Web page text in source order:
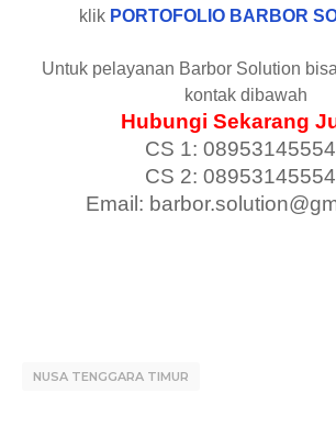
klik PORTOFOLIO BARBOR
Untuk pelayanan Barbor Solution
kontak dibawah
Hubungi Sekarang
CS 1:
CS 2:
Email:
NUSA TENGGARA TIMUR